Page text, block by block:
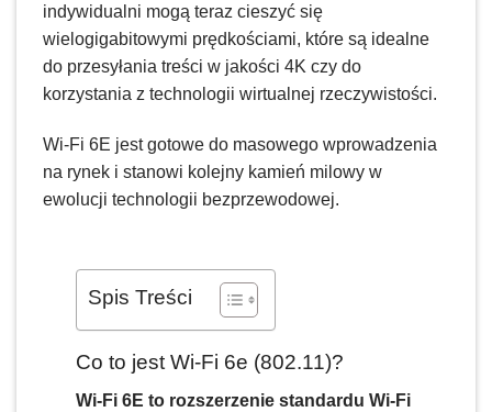
indywidualni mogą teraz cieszyć się
wielogigabitowymi prędkościami, które są idealne
do przesyłania treści w jakości 4K czy do
korzystania z technologii wirtualnej rzeczywistości.
Wi-Fi 6E jest gotowe do masowego wprowadzenia
na rynek i stanowi kolejny kamień milowy w
ewolucji technologii bezprzewodowej.
Spis Treści
Co to jest Wi-Fi 6e (802.11)?
Wi-Fi 6E to rozszerzenie standardu Wi-Fi